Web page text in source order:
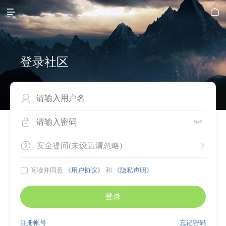
 
登录社区

 
 
安全提问(未设置请忽略)
 阅读并同意 《用户协议》 和 《隐私声明》
登录
忘记密码
注册帐号